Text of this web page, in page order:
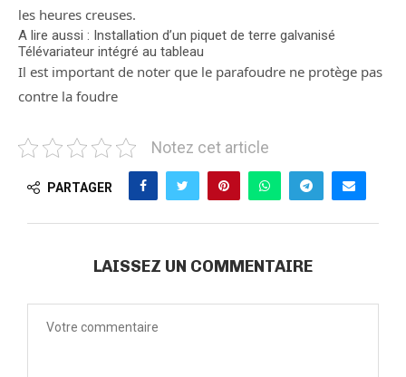
les heures creuses.
A lire aussi : Installation d’un piquet de terre galvanisé
Télévariateur intégré au tableau
Il est important de noter que le parafoudre ne protège pas
contre la foudre
Notez cet article
PARTAGER
LAISSEZ UN COMMENTAIRE